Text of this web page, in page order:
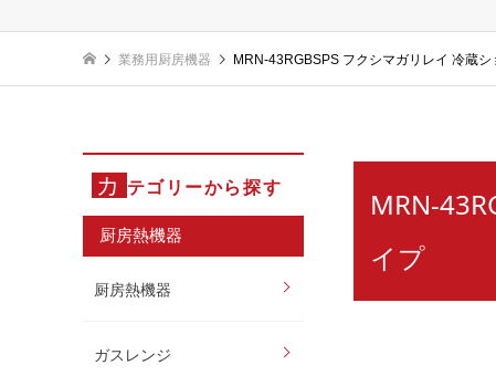
業務用厨房機器 MRN-43RGBSPS フクシマガリレイ 冷蔵
カ テゴリーから探す
厨房熱機器
厨房熱機器
ガスレンジ
MRN-
イプ